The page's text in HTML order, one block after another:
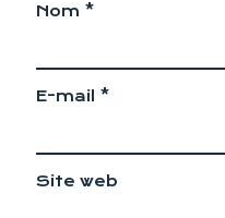
Nom *
E-mail *
Site web